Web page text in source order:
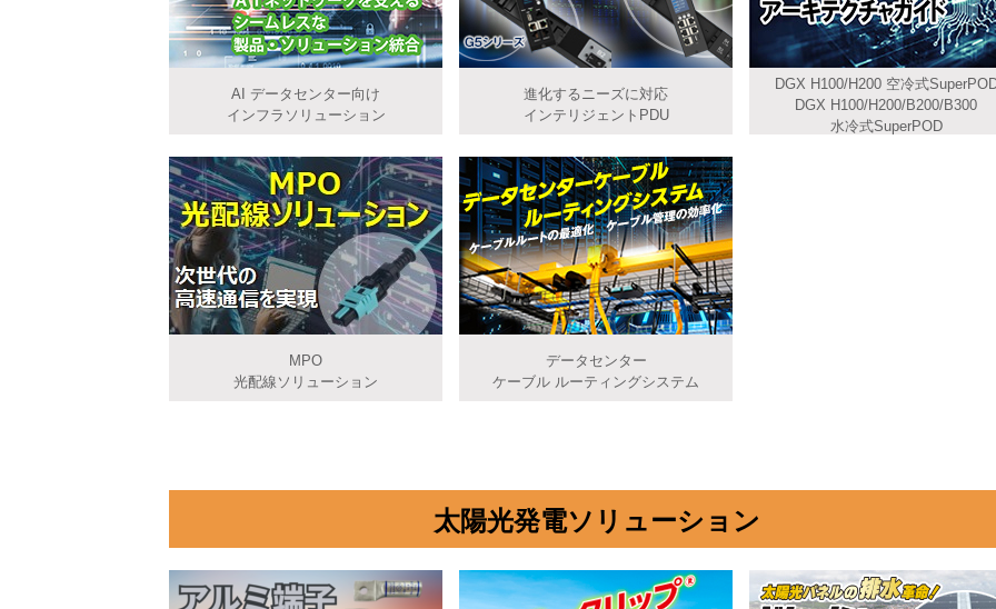
AI データセンター向け
インフラソリューション
進化するニーズに対応
インテリジェントPDU
DGX H100/H200 空冷式
DGX H100/H200/B200/B300
水冷式SuperPOD
MPO
光配線ソリューション
データセンター
ケーブル ルーティングシステム
太陽光発電ソリューション